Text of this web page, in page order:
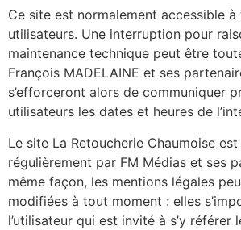
Ce site est normalement accessible
utilisateurs. Une interruption pour
maintenance technique peut être
François MADELAINE et ses
s’efforceront alors de communiquer
utilisateurs les dates et heures de
Le site La Retoucherie Chaumoise
régulièrement par FM Médias et ses
même façon, les mentions légales
modifiées à tout moment : elles
l’utilisateur qui est invité à s’y référer